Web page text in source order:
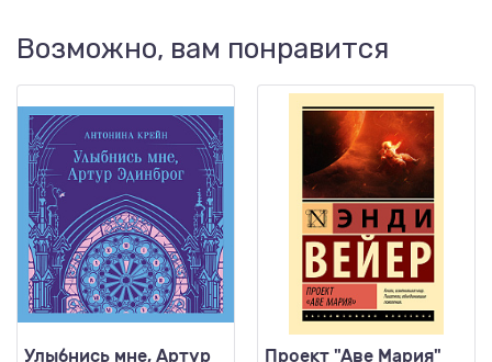
Возможно, вам понравится
Улыбнись мне, Артур
Проект "Аве Мария"